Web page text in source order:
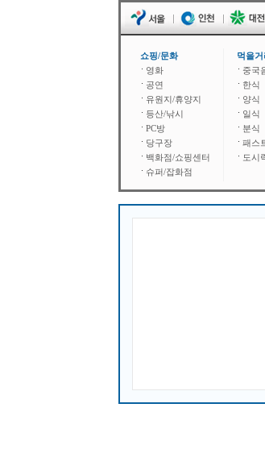
쇼핑/문화
영화
공연
유원지/휴양지
등산/낚시
PC방
당구장
백화점/쇼핑센터
슈퍼/잡화점
먹을거
중국
한식
양식
일식
분식
패스
도시